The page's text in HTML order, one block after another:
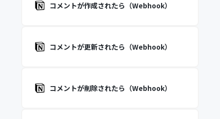
コメントが作成されたら（Webhook）
コメントが更新されたら（Webhook）
コメントが削除されたら（Webhook）